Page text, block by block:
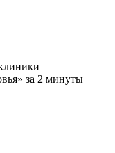
за 2 минуты